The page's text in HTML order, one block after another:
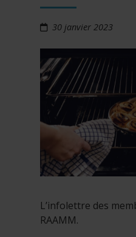
30 janvier 2023
L’infolettre des
RAAMM.